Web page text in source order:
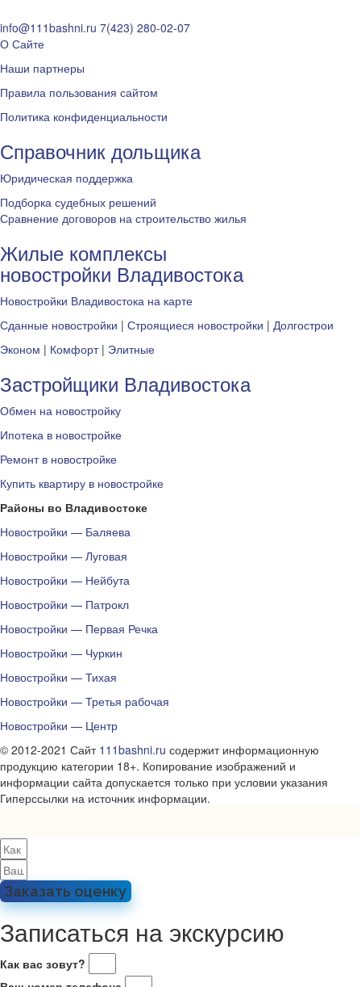
info@111bashni.ru 7(423) 280-02-07
О Сайте
Наши партнеры
Правила пользования сайтом
Политика конфиденциальности
Справочник дольщика
Юридическая поддержка
Подборка судебных решений
Сравнение договоров на строительство жилья
Жилые комплексы
новостройки Владивостока
Новостройки Владивостока на карте
Сданные новостройки | Строящиеся новостройки | Долгострои
Эконом | Комфорт| Элитные
Застройщики Владивостока
Обмен на новостройку
Ипотека в новостройке
Ремонт в новостройке
Купить квартиру в новостройке
Районы во Владивостоке
Новостройки — Баляева
Новостройки — Луговая
Новостройки — Нейбута
Новостройки — Патрокл
Новостройки — Первая Речка
Новостройки — Чуркин
Новостройки — Тихая
Новостройки — Третья рабочая
Новостройки — Центр
© 2012-2021 Сайт 111bashni.ru содержит информационную
продукцию категории 18+. Копирование изображений и
информации сайта допускается только при условии указания
Гиперссылки на источник информации.
Заказать оценку
Записаться на экскурсию
Как вас зовут?